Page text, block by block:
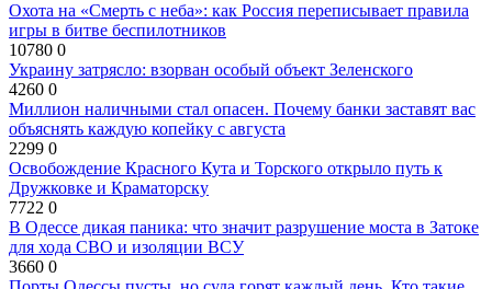
Охота на «Смерть с неба»: как Россия переписывает правила
игры в битве беспилотников
10780 0
Украину затрясло: взорван особый объект Зеленского
4260 0
Миллион наличными стал опасен. Почему банки заставят вас
объяснять каждую копейку с августа
2299 0
Освобождение Красного Кута и Торского открыло путь к
Дружковке и Краматорску
7722 0
В Одессе дикая паника: что значит разрушение моста в Затоке
для хода СВО и изоляции ВСУ
3660 0